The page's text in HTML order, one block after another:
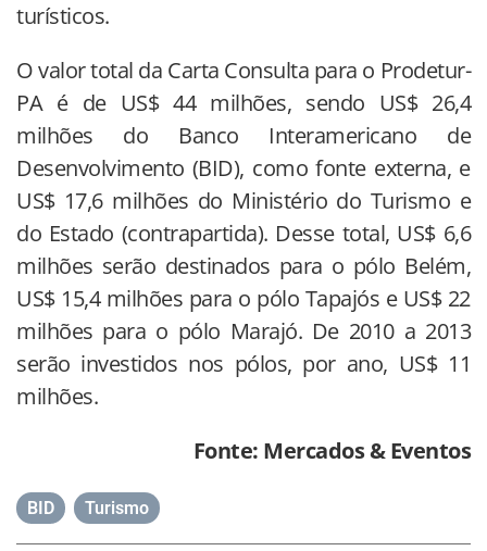
turísticos.
O valor total da Carta Consulta para o Prodetur-
PA é de US$ 44 milhões, sendo US$ 26,4
milhões do Banco Interamericano de
Desenvolvimento (BID), como fonte externa, e
US$ 17,6 milhões do Ministério do Turismo e
do Estado (contrapartida). Desse total, US$ 6,6
milhões serão destinados para o pólo Belém,
US$ 15,4 milhões para o pólo Tapajós e US$ 22
milhões para o pólo Marajó. De 2010 a 2013
serão investidos nos pólos, por ano, US$ 11
milhões.
Fonte: Mercados & Eventos
BID Turismo